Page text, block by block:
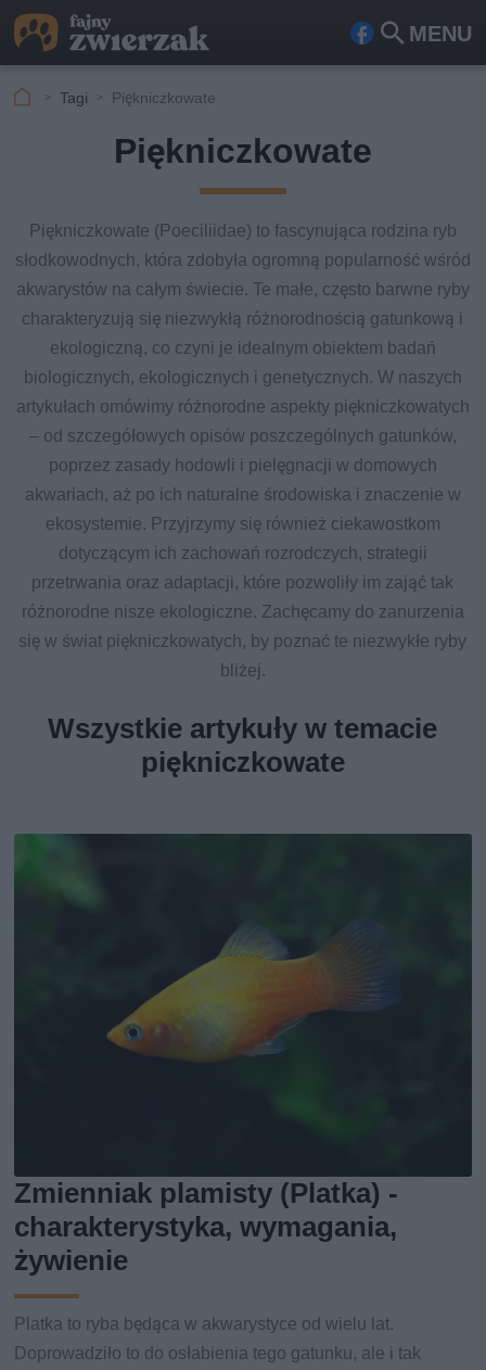
MENU
Fa Szu
Tagi Piękniczkowate
Piękniczkowate
Piękniczkowate (Poeciliidae) to fascynująca rodzina ryb
słodkowodnych, która zdobyła ogromną popularność wśród
akwarystów na całym świecie. Te małe, często barwne ryby
charakteryzują się niezwykłą różnorodnością gatunkową i
ekologiczną, co czyni je idealnym obiektem badań
biologicznych, ekologicznych i genetycznych. W naszych
artykułach omówimy różnorodne aspekty piękniczkowatych
– od szczegółowych opisów poszczególnych gatunków,
poprzez zasady hodowli i pielęgnacji w domowych
akwariach, aż po ich naturalne środowiska i znaczenie w
ekosystemie. Przyjrzymy się również ciekawostkom
dotyczącym ich zachowań rozrodczych, strategii
przetrwania oraz adaptacji, które pozwoliły im zająć tak
różnorodne nisze ekologiczne. Zachęcamy do zanurzenia
się w świat piękniczkowatych, by poznać te niezwykłe ryby
bliżej.
Wszystkie artykuły w temacie
piękniczkowate
Zmienniak plamisty (Platka) -
charakterystyka, wymagania,
żywienie
Platka to ryba będąca w akwarystyce od wielu lat.
Doprowadziło to do osłabienia tego gatunku, ale i tak